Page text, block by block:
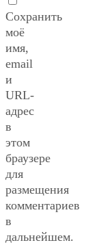
Сохранить
моё
имя,
email
и
URL-
адрес
в
этом
браузере
для
размещения
комментариев
в
дальнейшем.